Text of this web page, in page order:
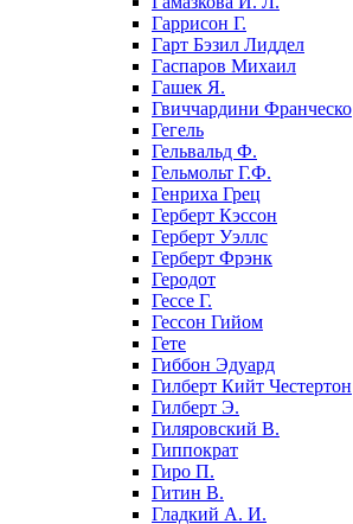
Гаррисон Г.
Гарт Бэзил Лиддел
Гаспаров Михаил
Гашек Я.
Гвиччардини Франческо
Гегель
Гельвальд Ф.
Гельмольт Г.Ф.
Генриха Грец
Герберт Кэссон
Герберт Уэллс
Герберт Фрэнк
Геродот
Гессе Г.
Гессон Гийом
Гете
Гиббон Эдуард
Гилберт Кийт Честертон
Гилберт Э.
Гиляровский В.
Гиппократ
Гиро П.
Гитин В.
Гладкий А. И.